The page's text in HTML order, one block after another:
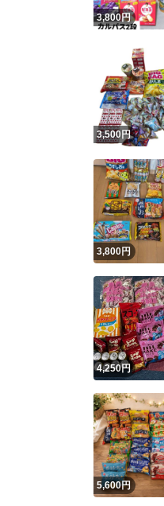
3,800円
3,500 円
3,800円
4,250円
5,600円